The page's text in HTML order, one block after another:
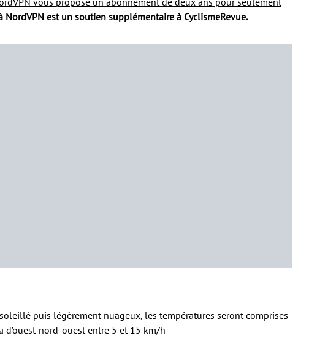
NordVPN est un soutien supplémentaire à CyclismeRevue.
puis légèrement nuageux, les températures seront comprises
d’ouest-nord-ouest entre 5 et 15 km/h